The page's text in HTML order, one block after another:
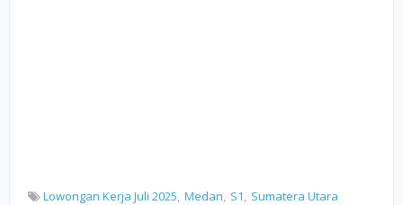
Lowongan Kerja Juli 2025 Medan S1 Sumatera Utara